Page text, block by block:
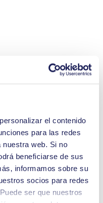
el contenido
para las redes
web. Si no
beneficiarse de sus
informamos sobre su
socios para redes
ser que nuestros
100 l/min
1 bar (rel.)
Revestimiento de
la
Acero inoxidable
CA